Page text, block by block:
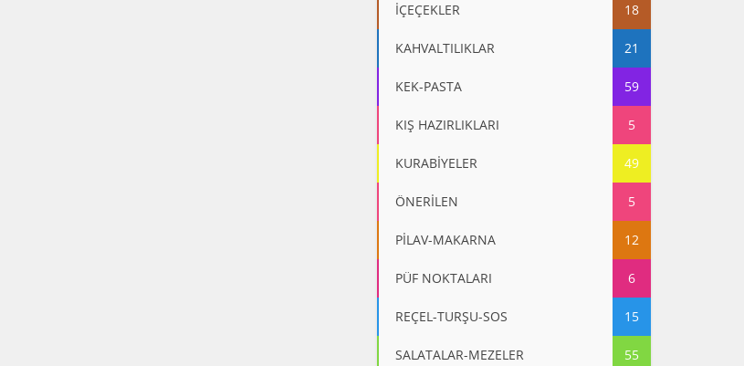
İÇEÇEKLER 18
KAHVALTILIKLAR 21
KEK-PASTA 59
KIŞ HAZIRLIKLARI 5
KURABİYELER 49
ÖNERİLEN 5
PİLAV-MAKARNA 12
PÜF NOKTALARI 6
REÇEL-TURŞU-SOS 15
SALATALAR-MEZELER 55